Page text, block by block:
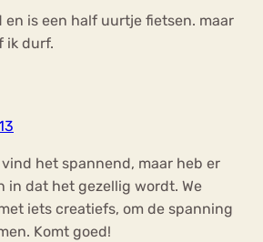
en is een half uurtje fietsen. maar
ik durf.
vind het spannend, maar heb er
in dat het gezellig wordt. We
iets creatiefs, om de spanning
Komt goed!